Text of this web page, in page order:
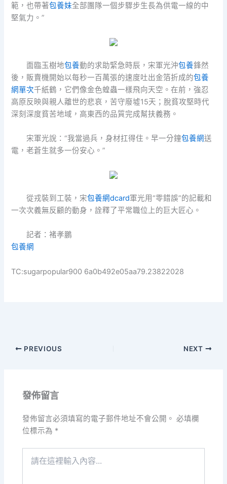
範，也帶著包養妹全部團隊一個步驟步生長為供電一線的中
堅氣力。”
面臨玉樹地包養動的求助緊急時辰，宋軍光沖包養鋒然
後，販賣機開始以每秒一百萬張的速度吐出金箔折成的包養
網單次千紙鶴，它們像金色蝗蟲一樣飛向天空。在前，強忍
高原反映與親人離世的悲哀，苦守廢墟15天；脫貧攻堅時代
深刻深度貧苦地域，高東西的品質完成幫扶義務。
宋軍光說：“我當過兵，身材扛得住。早一分鐘包養網送
電，老蒼生就多一份安心。”
從戎裝到工裝，宋包養網dcard軍光用“零錯誤”的記載和
一次次義無反顧的動身，詮釋了平常職位上的巨大匠心。
記者：褚孝鵬
包養網
TC:sugarpopular900 6a0b492e05aa79.23822028
PREVIOUS NEXT
發佈留言
發佈留言必須填寫的電子郵件地址不會公開。 必填欄
位標示為 *